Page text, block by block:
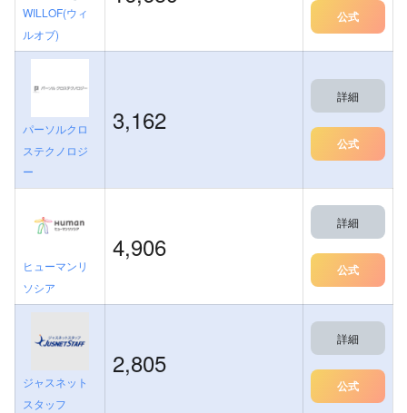
WILLOF(ウィ
ルオブ)
公式
パーソルクロ
ステクノロジ
ー
3,162
詳細
公式
ヒューマンリ
ソシア
4,906
詳細
公式
ジャスネット
スタッフ
2,805
詳細
公式